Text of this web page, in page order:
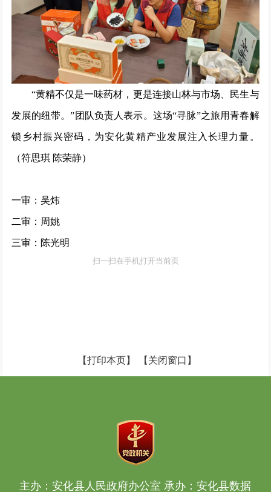
“黄精不仅是一味药材，更是连接山林与市场、民生与
发展的纽带。”团队负责人表示。这场“寻脉”之旅用青春解
锁乡村振兴密码，为安化黄精产业发展注入长理力量。
（符思琪 陈荣静）
一审：吴炜
二审：周姚
三审：陈光明
扫一扫在手机打开当前页
【打印本页】 【关闭窗口】
主办：安化县人民政府办公室 承办：安化县数据